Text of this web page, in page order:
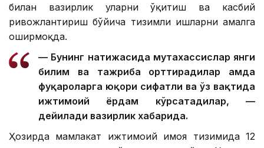
билан вазирлик уларни ўқитиш ва касбий
ривожлантириш бўйича тизимли ишларни амалга
оширмоқда.
— Бунинг натижасида мутахассислар янги
билим ва тажриба орттирадилар ҳамда
фуқароларга юқори сифатли ва ўз вақтида
ижтимоий ёрдам кўрсатадилар, —
дейилади вазирлик хабарида.
Ҳозирда мамлакат ижтимоий ҳимоя тизимида 12